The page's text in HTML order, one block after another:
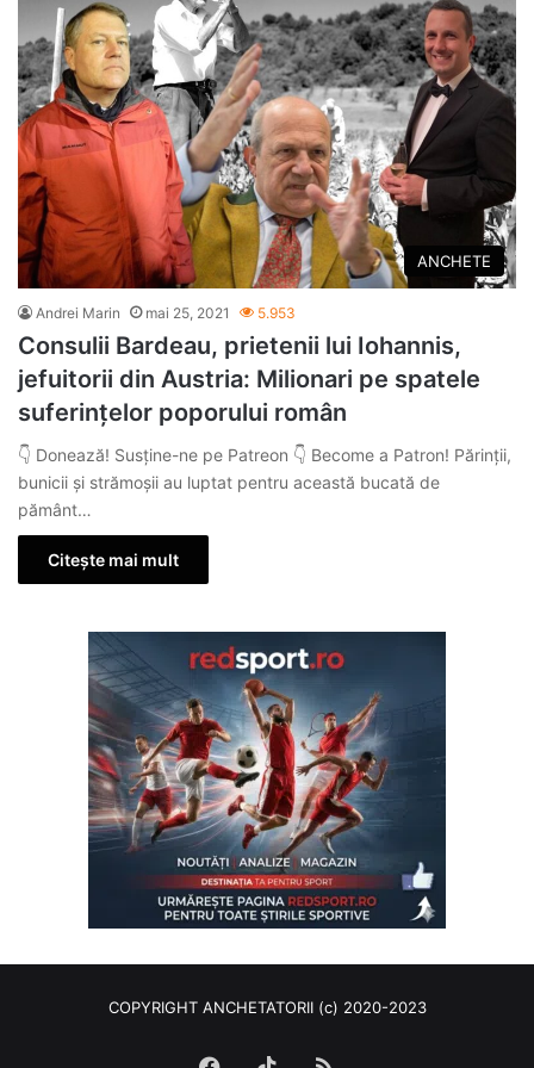
ANCHETE
Andrei Marin mai 25, 2021 5.953
Consulii Bardeau, prietenii lui Iohannis,
jefuitorii din Austria: Milionari pe spatele
suferințelor poporului român
👇 Donează! Susține-ne pe Patreon 👇 Become a Patron! Părinții,
bunicii și strămoșii au luptat pentru această bucată de
pământ…
Citește mai mult
COPYRIGHT ANCHETATORII (c) 2020-2023